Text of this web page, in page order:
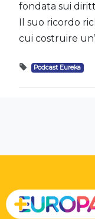
fondata sui
Il suo ricordo
cui costruire
Podcast Eureka